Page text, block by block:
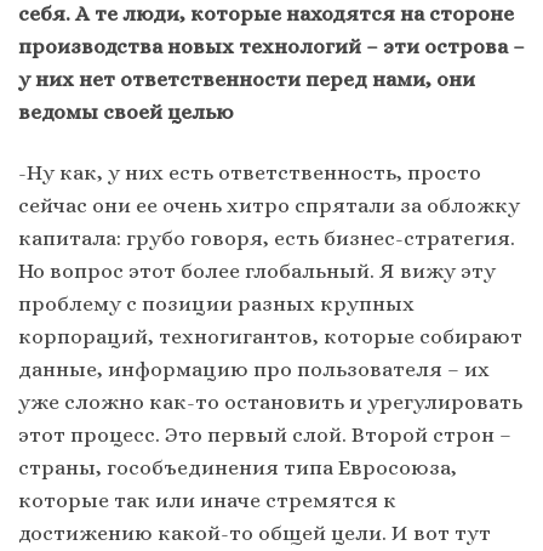
себя. А те люди, которые находятся на стороне
производства новых технологий – эти острова –
у них нет ответственности перед нами, они
ведомы своей целью
-Ну как, у них есть ответственность, просто
сейчас они ее очень хитро спрятали за обложку
капитала: грубо говоря, есть бизнес-стратегия.
Но вопрос этот более глобальный. Я вижу эту
проблему с позиции разных крупных
корпораций, техногигантов, которые собирают
данные, информацию про пользователя – их
уже сложно как-то остановить и урегулировать
этот процесс. Это первый слой. Второй строн –
страны, гособъединения типа Евросоюза,
которые так или иначе стремятся к
достижению какой-то общей цели. И вот тут